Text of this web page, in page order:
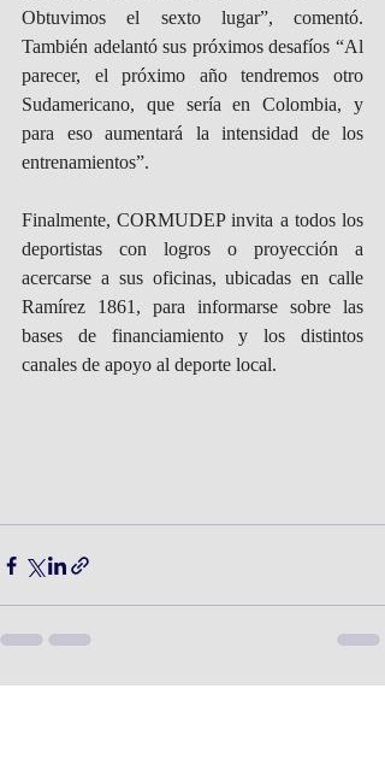
Obtuvimos el sexto lugar”, comentó.
También adelantó sus próximos desafíos “Al
parecer, el próximo año tendremos otro
Sudamericano, que sería en Colombia, y
para eso aumentará la intensidad de los
entrenamientos”.
Finalmente, CORMUDEP invita a todos los
deportistas con logros o proyección a
acercarse a sus oficinas, ubicadas en calle
Ramírez 1861, para informarse sobre las
bases de financiamiento y los distintos
canales de apoyo al deporte local.